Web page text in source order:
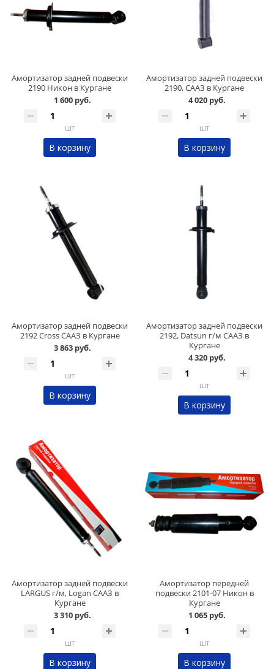
Амортизатор задней подвески
2190 Никон в Кургане
1 600 руб.
шт
В корзину
Амортизатор задней подвески
2190, СААЗ в Кургане
4 020 руб.
шт
В корзину
Амортизатор задней подвески
2192 Cross СААЗ в Кургане
3 863 руб.
шт
В корзину
Амортизатор задней подвески
2192, Datsun г/м СААЗ в
Кургане
4 320 руб.
шт
В корзину
Амортизатор задней подвески
LARGUS г/м, Logan СААЗ в
Кургане
3 310 руб.
шт
В корзину
Амортизатор передней
подвески 2101-07 Никон в
Кургане
1 065 руб.
шт
В корзину